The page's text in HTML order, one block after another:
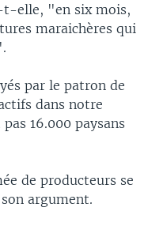
t-elle, "en six mois,
maraichères qui
par le patron de
dans notre
16.000 paysans
de producteurs se
argument.